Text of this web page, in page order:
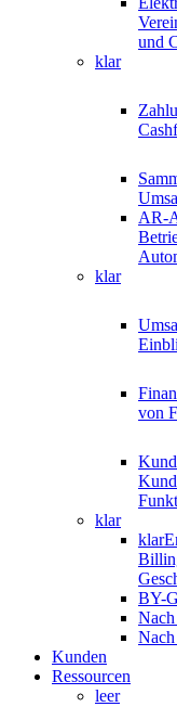
und
klar
AR-
klar
von
klar
klar
BY-
Kunden
Ressourcen
leer